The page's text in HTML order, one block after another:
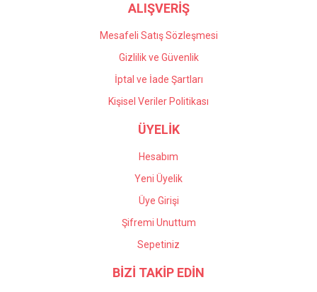
ALIŞVERİŞ
Mesafeli Satış Sözleşmesi
Gizlilik ve Güvenlik
İptal ve İade Şartları
Kişisel Veriler Politikası
ÜYELİK
Hesabım
Yeni Üyelik
Üye Girişi
Şifremi Unuttum
Sepetiniz
BİZİ TAKİP EDİN